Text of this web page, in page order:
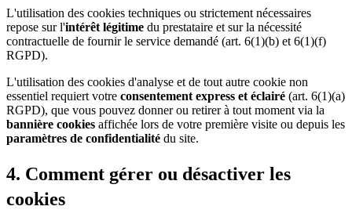
L'utilisation des cookies techniques ou strictement nécessaires
repose sur l'intérêt légitime du prestataire et sur la nécessité
contractuelle de fournir le service demandé (art. 6(1)(b) et 6(1)(f)
RGPD).
L'utilisation des cookies d'analyse et de tout autre cookie non
essentiel requiert votre consentement express et éclairé (art. 6(1)(a)
RGPD), que vous pouvez donner ou retirer à tout moment via la
bannière cookies affichée lors de votre première visite ou depuis les
paramètres de confidentialité du site.
4. Comment gérer ou désactiver les
cookies